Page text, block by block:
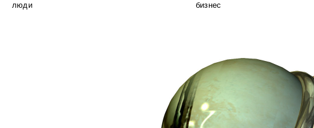
люди бизнес